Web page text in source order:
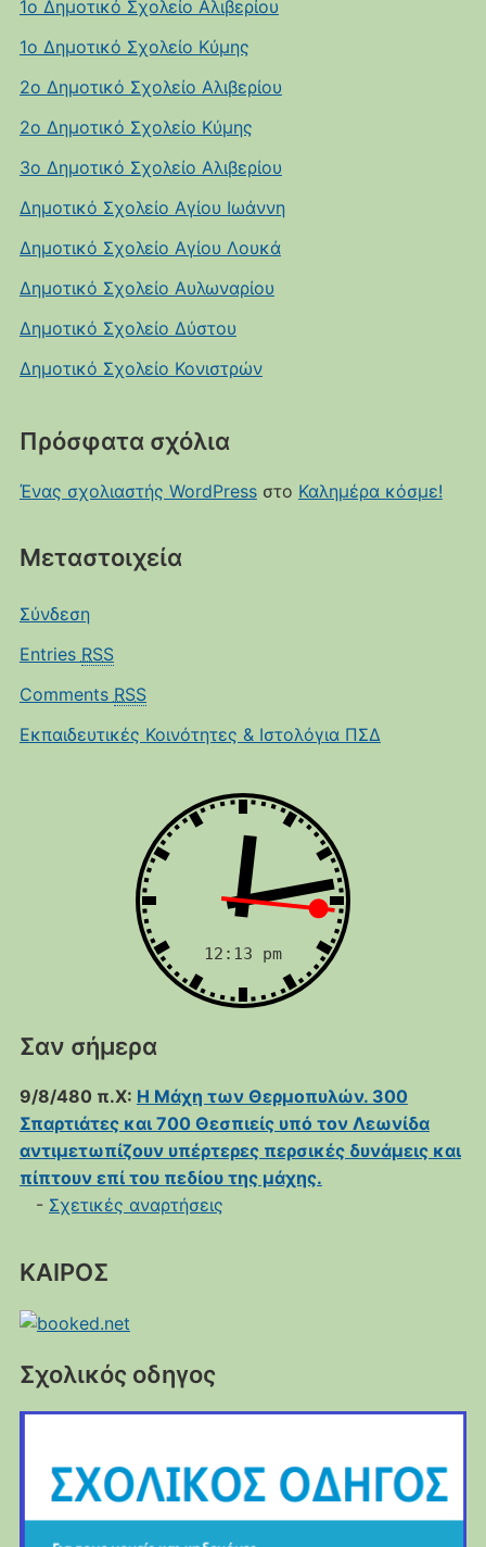
1ο Δημοτικό Σχολείο Αλιβερίου
1ο Δημοτικό Σχολείο Κύμης
2ο Δημοτικό Σχολείο Αλιβερίου
2ο Δημοτικό Σχολείο Κύμης
3ο Δημοτικό Σχολείο Αλιβερίου
Δημοτικό Σχολείο Αγίου Ιωάννη
Δημοτικό Σχολείο Αγίου Λουκά
Δημοτικό Σχολείο Αυλωναρίου
Δημοτικό Σχολείο Δύστου
Δημοτικό Σχολείο Κονιστρών
Πρόσφατα σχόλια
Ένας σχολιαστής WordPressστο Καλημέρα κόσμε!
Μεταστοιχεία
Σύνδεση
Entries RSS
Comments RSS
Εκπαιδευτικές Κοινότητες & Ιστολόγια ΠΣΔ
Σαν σήμερα
9/8/480 π.Χ: Η Μάχη των Θερμοπυλών. 300
Σπαρτιάτες και 700 Θεσπιείς υπό τον Λεωνίδα
αντιμετωπίζουν υπέρτερες περσικές δυνάμεις και
πίπτουν επί του πεδίου της μάχης.
- Σχετικές αναρτήσεις
ΚΑΙΡΟΣ
Σχολικός οδηγος